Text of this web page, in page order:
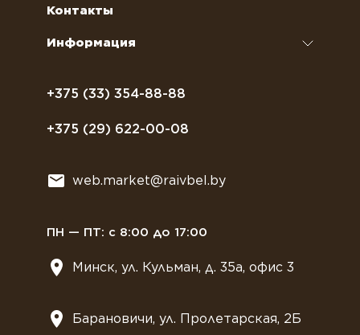
+375 (33) 354-88-88
+375 (29) 622-00-08
web.market@raivbel.by
ПН — ПТ: с 8:00 до 17:00
Минск, ул. Кульман, д. 35а, офис 3
Барановичи, ул. Пролетарская, 2Б
Курсы бариста
Условия доставки
Контакты
Информация
Договор оферты